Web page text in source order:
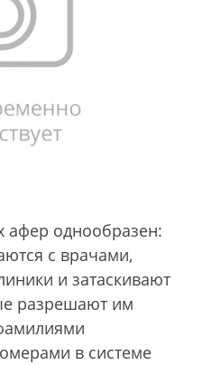
афер однообразен:
с врачами,
и затаскивают
разрешают им
в системе